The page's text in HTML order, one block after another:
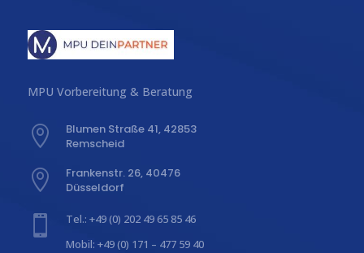
MPU Vorbereitung & Beratung

Blumen Straße 41, 42853
Remscheid

Frankenstr. 26, 40476
Düsseldorf

Tel.: +49 (0) 202 49 65 85 46
Mobil: +49 (0) 171 – 477 59 40